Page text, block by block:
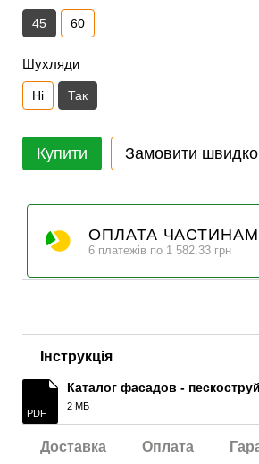
45 60
Шухляди
Ні Так
Купити Замовити швидко
ОПЛАТА
6 платежів по 1 582.33 грн
Інструкція
PDF
Каталог фасадов -
2 МБ
Доставка Оплата